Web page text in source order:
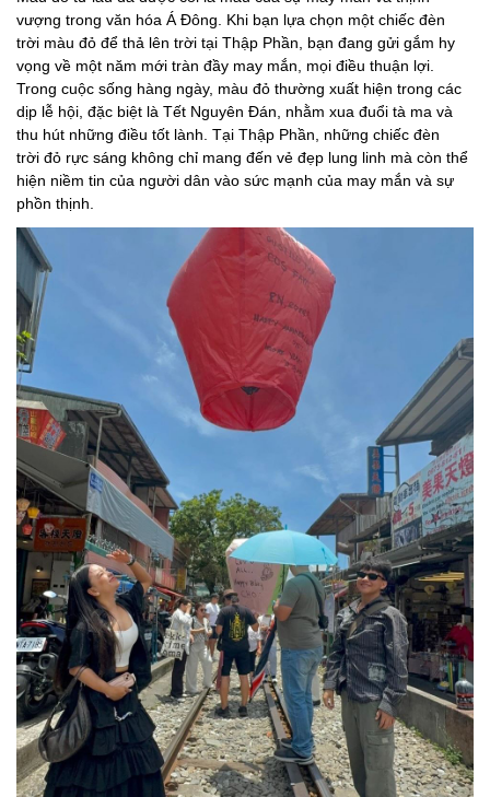
Phần
vượng trong văn hóa Á Đông. Khi bạn lựa chọn một chiếc đèn
trời màu đỏ để thả lên trời tại Thập Phần, bạn đang gửi gắm hy
vọng về một năm mới tràn đầy may mắn, mọi điều thuận lợi.
Trong cuộc sống hàng ngày, màu đỏ thường xuất hiện trong các
dịp lễ hội, đặc biệt là Tết Nguyên Đán, nhằm xua đuổi tà ma và
thu hút những điều tốt lành. Tại Thập Phần, những chiếc đèn
trời đỏ rực sáng không chỉ mang đến vẻ đẹp lung linh mà còn thể
hiện niềm tin của người dân vào sức mạnh của may mắn và sự
phồn thịnh.